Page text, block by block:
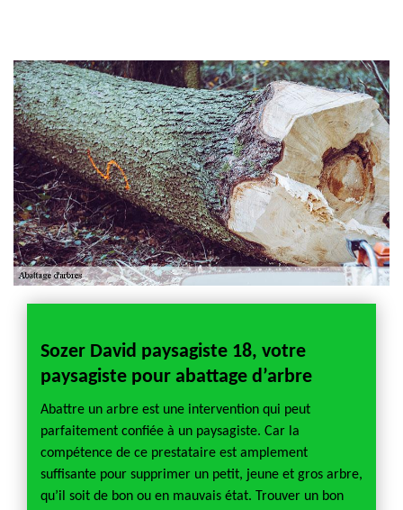
Sozer David paysagiste 18, votre
paysagiste pour abattage d’arbre
Abattre un arbre est une intervention qui peut
parfaitement confiée à un paysagiste. Car la
compétence de ce prestataire est amplement
suffisante pour supprimer un petit, jeune et gros arbre,
qu’il soit de bon ou en mauvais état. Trouver un bon